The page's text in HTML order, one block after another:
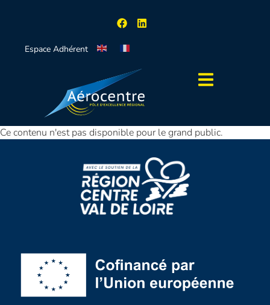
Espace Adhérent
Ce contenu n'est pas disponible pour le grand public.